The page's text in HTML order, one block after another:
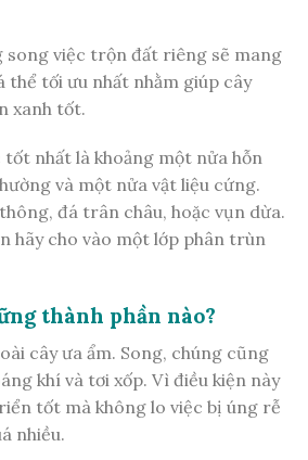
song việc trộn đất riêng sẽ mang
thể tối ưu nhất nhằm giúp cây
xanh tốt.
nhất là khoảng một nửa hỗn
và một nửa vật liệu cứng.
đá trân châu, hoặc vụn dừa.
hãy cho vào một lớp phân trùn
thành phần nào?
cây ưa ẩm. Song, chúng cũng
khí và tơi xốp. Vì điều kiện này
tốt mà không lo việc bị úng rễ
nhiều.